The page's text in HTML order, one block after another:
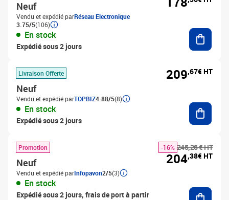
Neuf
Vendu et expédié parRéseau Electronique
3.75/5(106)
En stock
Expédié sous 2 jours
Livraison Offerte
Neuf
Vendu et expédié parTOPBIZ4.88/5(8)
En stock
Expédié sous 2 jours
209,67€ HT
Promotion
Neuf
Vendu et expédié parInfopavon2/5(3)
En stock
Expédié sous 2 jours, frais de port à partir
245,26 € HT
-16%
204,38€ HT